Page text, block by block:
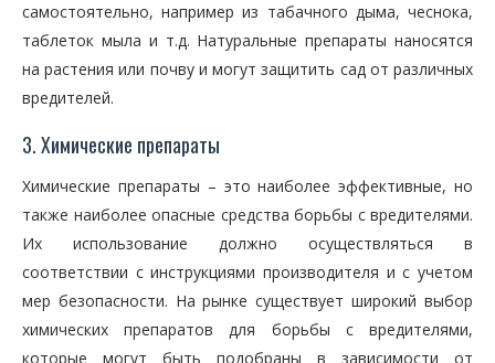
самостоятельно, например из табачного дыма, чеснока,
таблеток мыла и т.д. Натуральные препараты наносятся
на растения или почву и могут защитить сад от различных
вредителей.
3. Химические препараты
Химические препараты – это наиболее эффективные, но
также наиболее опасные средства борьбы с вредителями.
Их использование должно осуществляться в
соответствии с инструкциями производителя и с учетом
мер безопасности. На рынке существует широкий выбор
химических препаратов для борьбы с вредителями,
которые могут быть подобраны в зависимости от